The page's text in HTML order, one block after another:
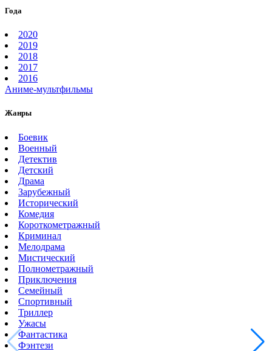
Года
2020
2019
2018
2017
2016
Аниме-мультфильмы
Жанры
Боевик
Военный
Детектив
Детский
Драма
Зарубежный
Исторический
Комедия
Короткометражный
Криминал
Мелодрама
Мистический
Полнометражный
Приключения
Семейный
Спортивный
Триллер
Ужасы
Фантастика
Фэнтези